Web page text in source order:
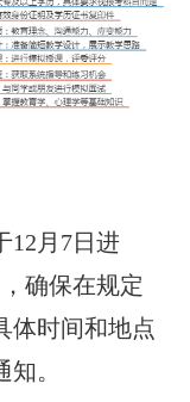
12月7日进
确保在规定
体时间和地点
。